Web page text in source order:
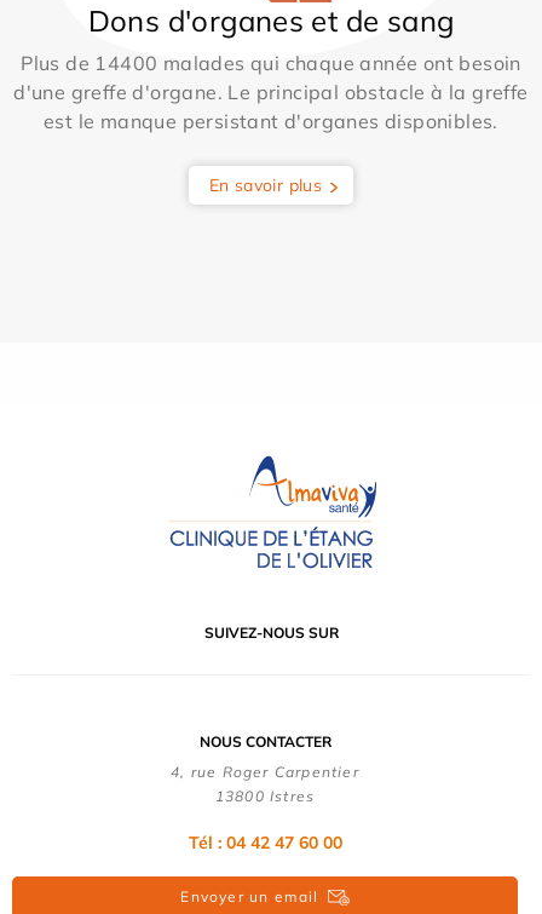
Dons d'organes et de sang
Plus de 14400 malades qui chaque année ont besoin
d'une greffe d'organe. Le principal obstacle à la greffe
est le manque persistant d'organes disponibles.
En savoir plus
SUIVEZ-NOUS SUR
NOUS CONTACTER
4, rue Roger Carpentier
13800 Istres
Tél : 04 42 47 60 00
Envoyer un email